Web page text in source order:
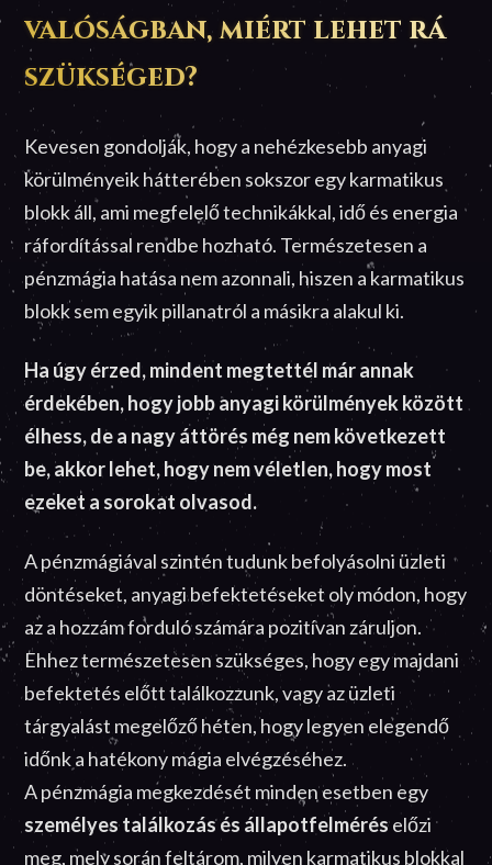
valóságban, miért lehet rá
szükséged?
Kevesen gondolják, hogy a nehézkesebb anyagi
körülményeik hátterében sokszor egy karmatikus
blokk áll, ami megfelelő technikákkal, idő és energia
ráfordítással rendbe hozható. Természetesen a
pénzmágia hatása nem azonnali, hiszen a karmatikus
blokk sem egyik pillanatról a másikra alakul ki.
Ha úgy érzed, mindent megtettél már annak
érdekében, hogy jobb anyagi körülmények között
élhess, de a nagy áttörés még nem következett
be, akkor lehet, hogy nem véletlen, hogy most
ezeket a sorokat olvasod.
A pénzmágiával szintén tudunk befolyásolni üzleti
döntéseket, anyagi befektetéseket oly módon, hogy
az a hozzám forduló számára pozitívan záruljon.
Ehhez természetesen szükséges, hogy egy majdani
befektetés előtt találkozzunk, vagy az üzleti
tárgyalást megelőző héten, hogy legyen elegendő
időnk a hatékony mágia elvégzéséhez.
A pénzmágia megkezdését minden esetben egy
személyes találkozás és állapotfelméréselőzi
meg, mely során feltárom, milyen karmatikus blokkal